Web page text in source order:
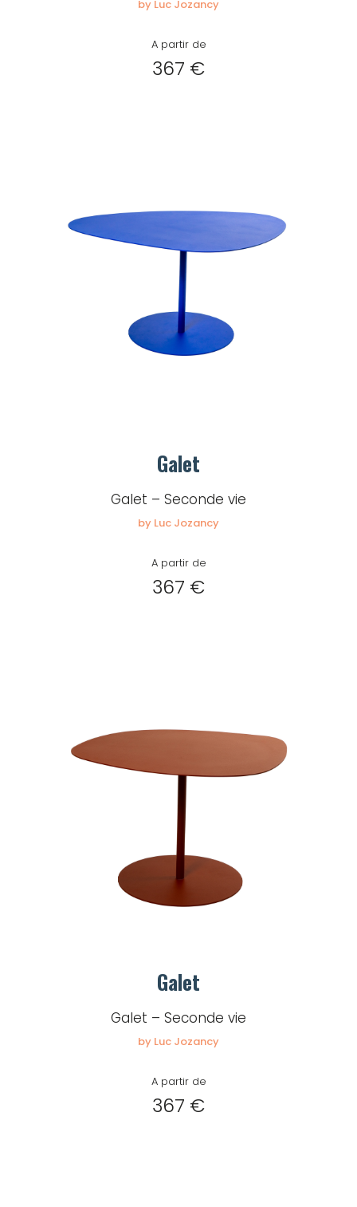
by Luc Jozancy
A partir de
367 €
Galet
Galet – Seconde vie
by Luc Jozancy
A partir de
367 €
Galet
Galet – Seconde vie
by Luc Jozancy
A partir de
367 €